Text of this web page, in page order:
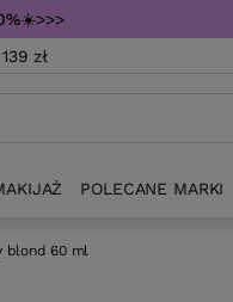
☀️>>>
zł
POLECANE MARKI
blond 60 ml